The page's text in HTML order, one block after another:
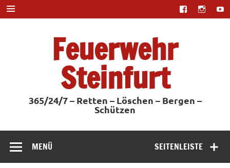
Zum
Inhalt
springen
Feuerwehr
Steinfurt
365/24/7 – Retten – Löschen – Bergen –
Schützen
SEITENLEISTE
MENÜ